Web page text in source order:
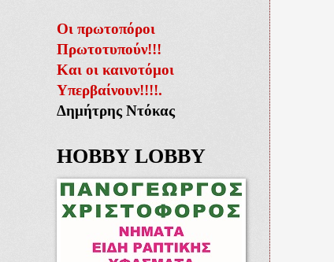
Οι πρωτοπόροι
Πρωτοτυπούν!!!
Και οι καινοτόμοι
Υπερβαίνουν!!!!.
Δημήτρης Ντόκας
HOBBY LOBBY